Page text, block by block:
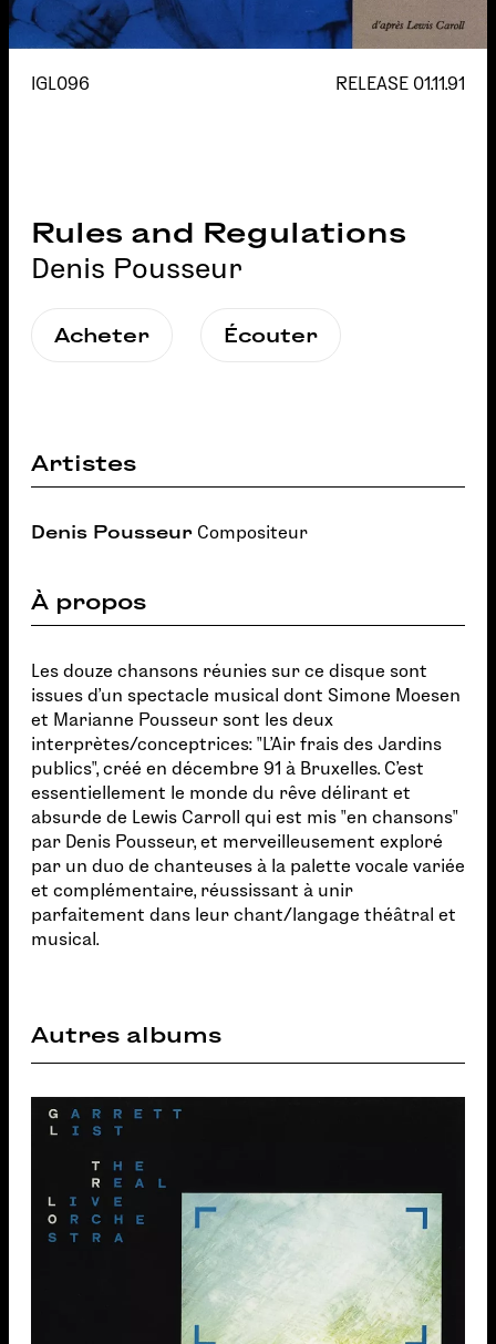
IGL096 RELEASE 01.11.91
Rules and Regulations
Denis Pousseur
Acheter Écouter
Artistes
Denis Pousseur Compositeur
À propos
Les douze chansons réunies sur ce disque sont
issues d'un spectacle musical dont Simone Moesen
et Marianne Pousseur sont les deux
interprètes/conceptrices: "L'Air frais des Jardins
publics", créé en décembre 91 à Bruxelles. C'est
essentiellement le monde du rêve délirant et
absurde de Lewis Carroll qui est mis "en chansons"
par Denis Pousseur, et merveilleusement exploré
par un duo de chanteuses à la palette vocale variée
et complémentaire, réussissant à unir
parfaitement dans leur chant/langage théâtral et
musical.
Autres albums